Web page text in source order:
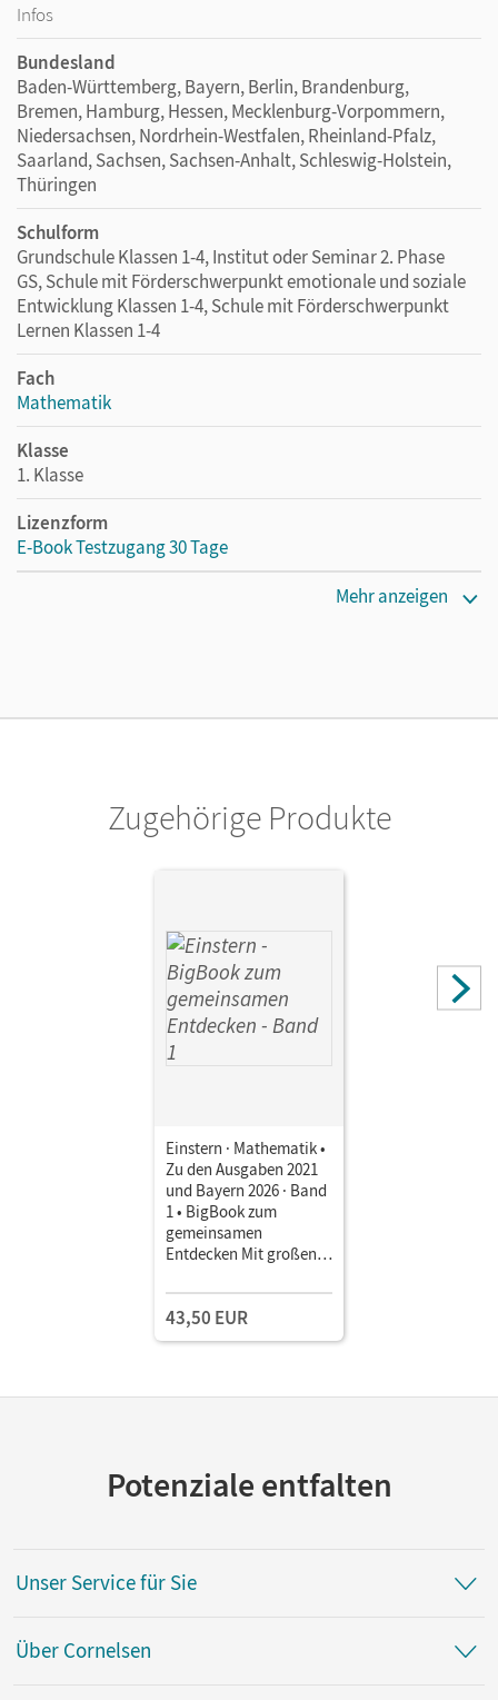
Infos
Bundesland
Baden-Württemberg, Bayern, Berlin, Brandenburg,
Bremen, Hamburg, Hessen, Mecklenburg-Vorpommern,
Niedersachsen, Nordrhein-Westfalen, Rheinland-Pfalz,
Saarland, Sachsen, Sachsen-Anhalt, Schleswig-Holstein,
Thüringen
Schulform
Grundschule Klassen 1-4, Institut oder Seminar 2. Phase
GS, Schule mit Förderschwerpunkt emotionale und soziale
Entwicklung Klassen 1-4, Schule mit Förderschwerpunkt
Lernen Klassen 1-4
Fach
Mathematik
Klasse
1. Klasse
Lizenzform
E-Book Testzugang 30 Tage
Mehr anzeigen
Zugehörige Produkte
Einstern · Mathematik •
Zu den Ausgaben 2021
und Bayern 2026 · Band
1 • BigBook zum
gemeinsamen
Entdecken Mit großen
didaktisch-
methodischen
Hinweisen
43,50 EUR
Potenziale entfalten
Unser Service für Sie
Über Cornelsen